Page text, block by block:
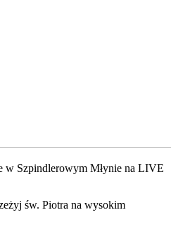
w Szpindlerowym Młynie na LIVE
św. Piotra na wysokim